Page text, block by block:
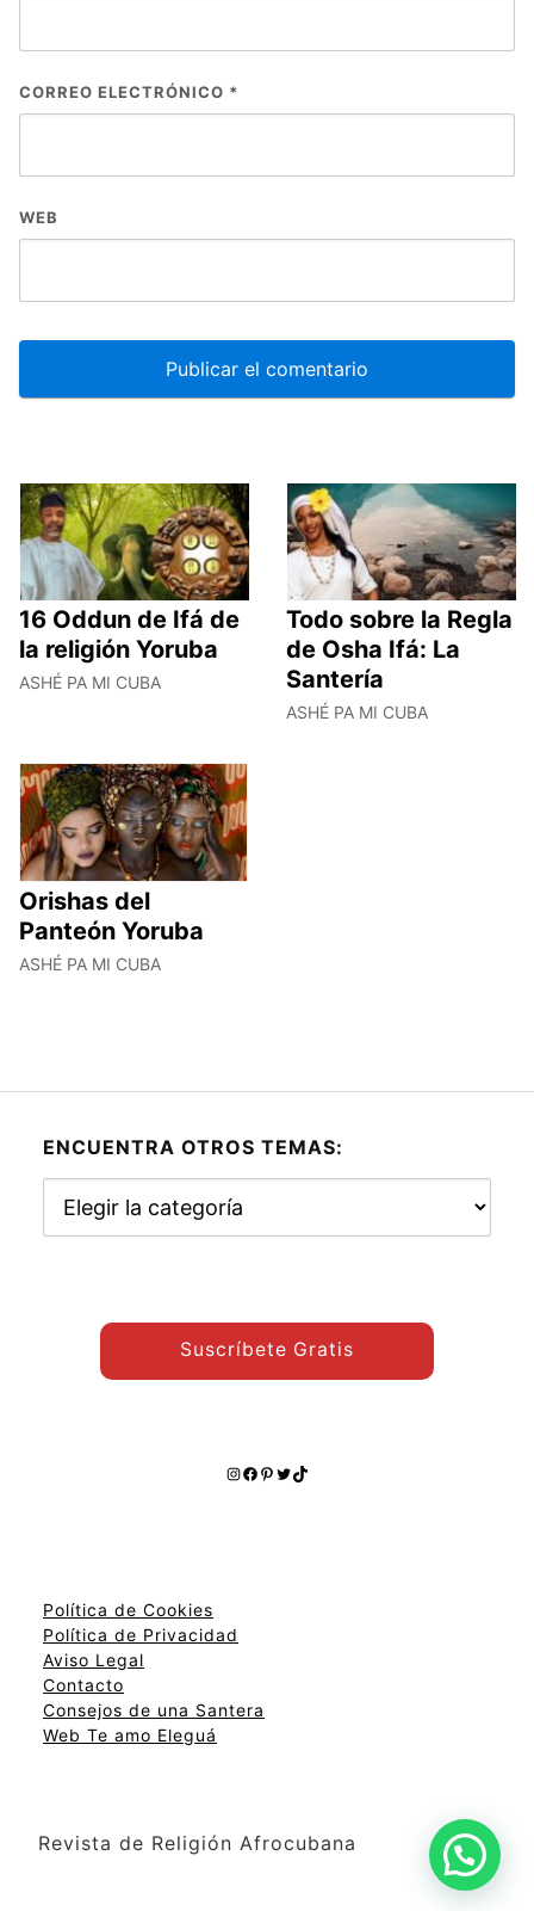
CORREO ELECTRÓNICO *
WEB
16 Oddun de Ifá de
la religión Yoruba
ASHÉ PA MI CUBA
Todo sobre la Regla
de Osha Ifá: La
Santería
ASHÉ PA MI CUBA
Orishas del
Panteón Yoruba
ASHÉ PA MI CUBA
ENCUENTRA OTROS TEMAS:
otros
Suscríbete Gratis
Instagram
Facebook
Pinterest
Twitter
TikTok
Política de Cookies
Política de Privacidad
Aviso Legal
Contacto
Consejos de una Santera
Web Te amo Eleguá
Revista de Religión Afrocubana